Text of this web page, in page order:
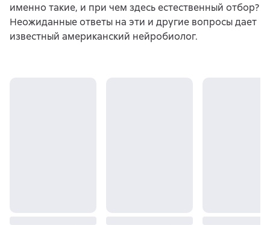
именно такие, и при чем здесь естественный отбор?
Неожиданные ответы на эти и другие вопросы дает
известный американский нейробиолог.